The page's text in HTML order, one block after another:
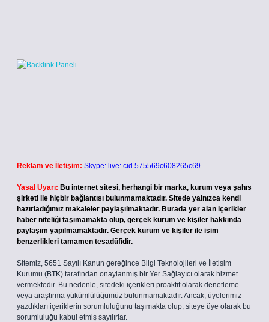
Reklam ve İletişim: Skype: live:.cid.575569c608265c69
Yasal Uyarı: Bu internet sitesi, herhangi bir marka, kurum veya şahıs
şirketi ile hiçbir bağlantısı bulunmamaktadır. Sitede yalnızca kendi
hazırladığımız makaleler paylaşılmaktadır. Burada yer alan içerikler
haber niteliği taşımamakta olup, gerçek kurum ve kişiler hakkında
paylaşım yapılmamaktadır. Gerçek kurum ve kişiler ile isim
benzerlikleri tamamen tesadüfidir.
Sitemiz, 5651 Sayılı Kanun gereğince Bilgi Teknolojileri ve İletişim
Kurumu (BTK) tarafından onaylanmış bir Yer Sağlayıcı olarak hizmet
vermektedir. Bu nedenle, sitedeki içerikleri proaktif olarak denetleme
veya araştırma yükümlülüğümüz bulunmamaktadır. Ancak, üyelerimiz
yazdıkları içeriklerin sorumluluğunu taşımakta olup, siteye üye olarak bu
sorumluluğu kabul etmiş sayılırlar.